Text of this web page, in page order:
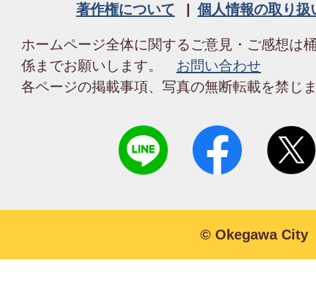
著作権について
個人情報の取り扱
ホームページ全体に関するご意見・ご感想は
係までお願いします。 お問い合わせ
各ページの掲載事項、写真の無断転載を禁じ
© Okegawa City